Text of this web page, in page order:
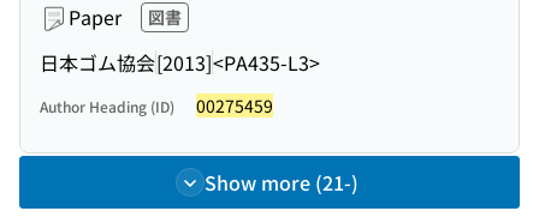
Paper 図書
日本ゴム協会[2013]<PA435-L3>
Author Heading (ID) 00275459
Show more (21-)